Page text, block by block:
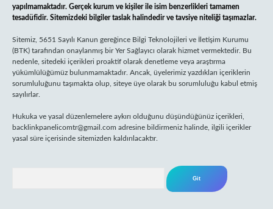
yapılmamaktadır. Gerçek kurum ve kişiler ile isim benzerlikleri tamamen
tesadüfidir. Sitemizdeki bilgiler taslak halindedir ve tavsiye niteliği taşımazlar.
Sitemiz, 5651 Sayılı Kanun gereğince Bilgi Teknolojileri ve İletişim Kurumu
(BTK) tarafından onaylanmış bir Yer Sağlayıcı olarak hizmet vermektedir. Bu
nedenle, sitedeki içerikleri proaktif olarak denetleme veya araştırma
yükümlülüğümüz bulunmamaktadır. Ancak, üyelerimiz yazdıkları içeriklerin
sorumluluğunu taşımakta olup, siteye üye olarak bu sorumluluğu kabul etmiş
sayılırlar.
Hukuka ve yasal düzenlemelere aykırı olduğunu düşündüğünüz içerikleri,
backlinkpanelicomtr@gmail.com adresine bildirmeniz halinde, ilgili içerikler
yasal süre içerisinde sitemizden kaldırılacaktır.